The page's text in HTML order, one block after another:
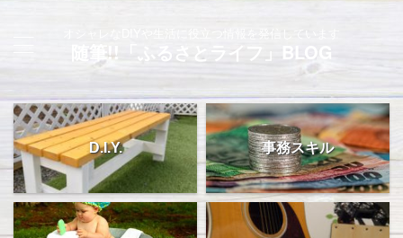
随筆!!「ふるさとライフ」BLOG
D.I.Y. 事務スキル